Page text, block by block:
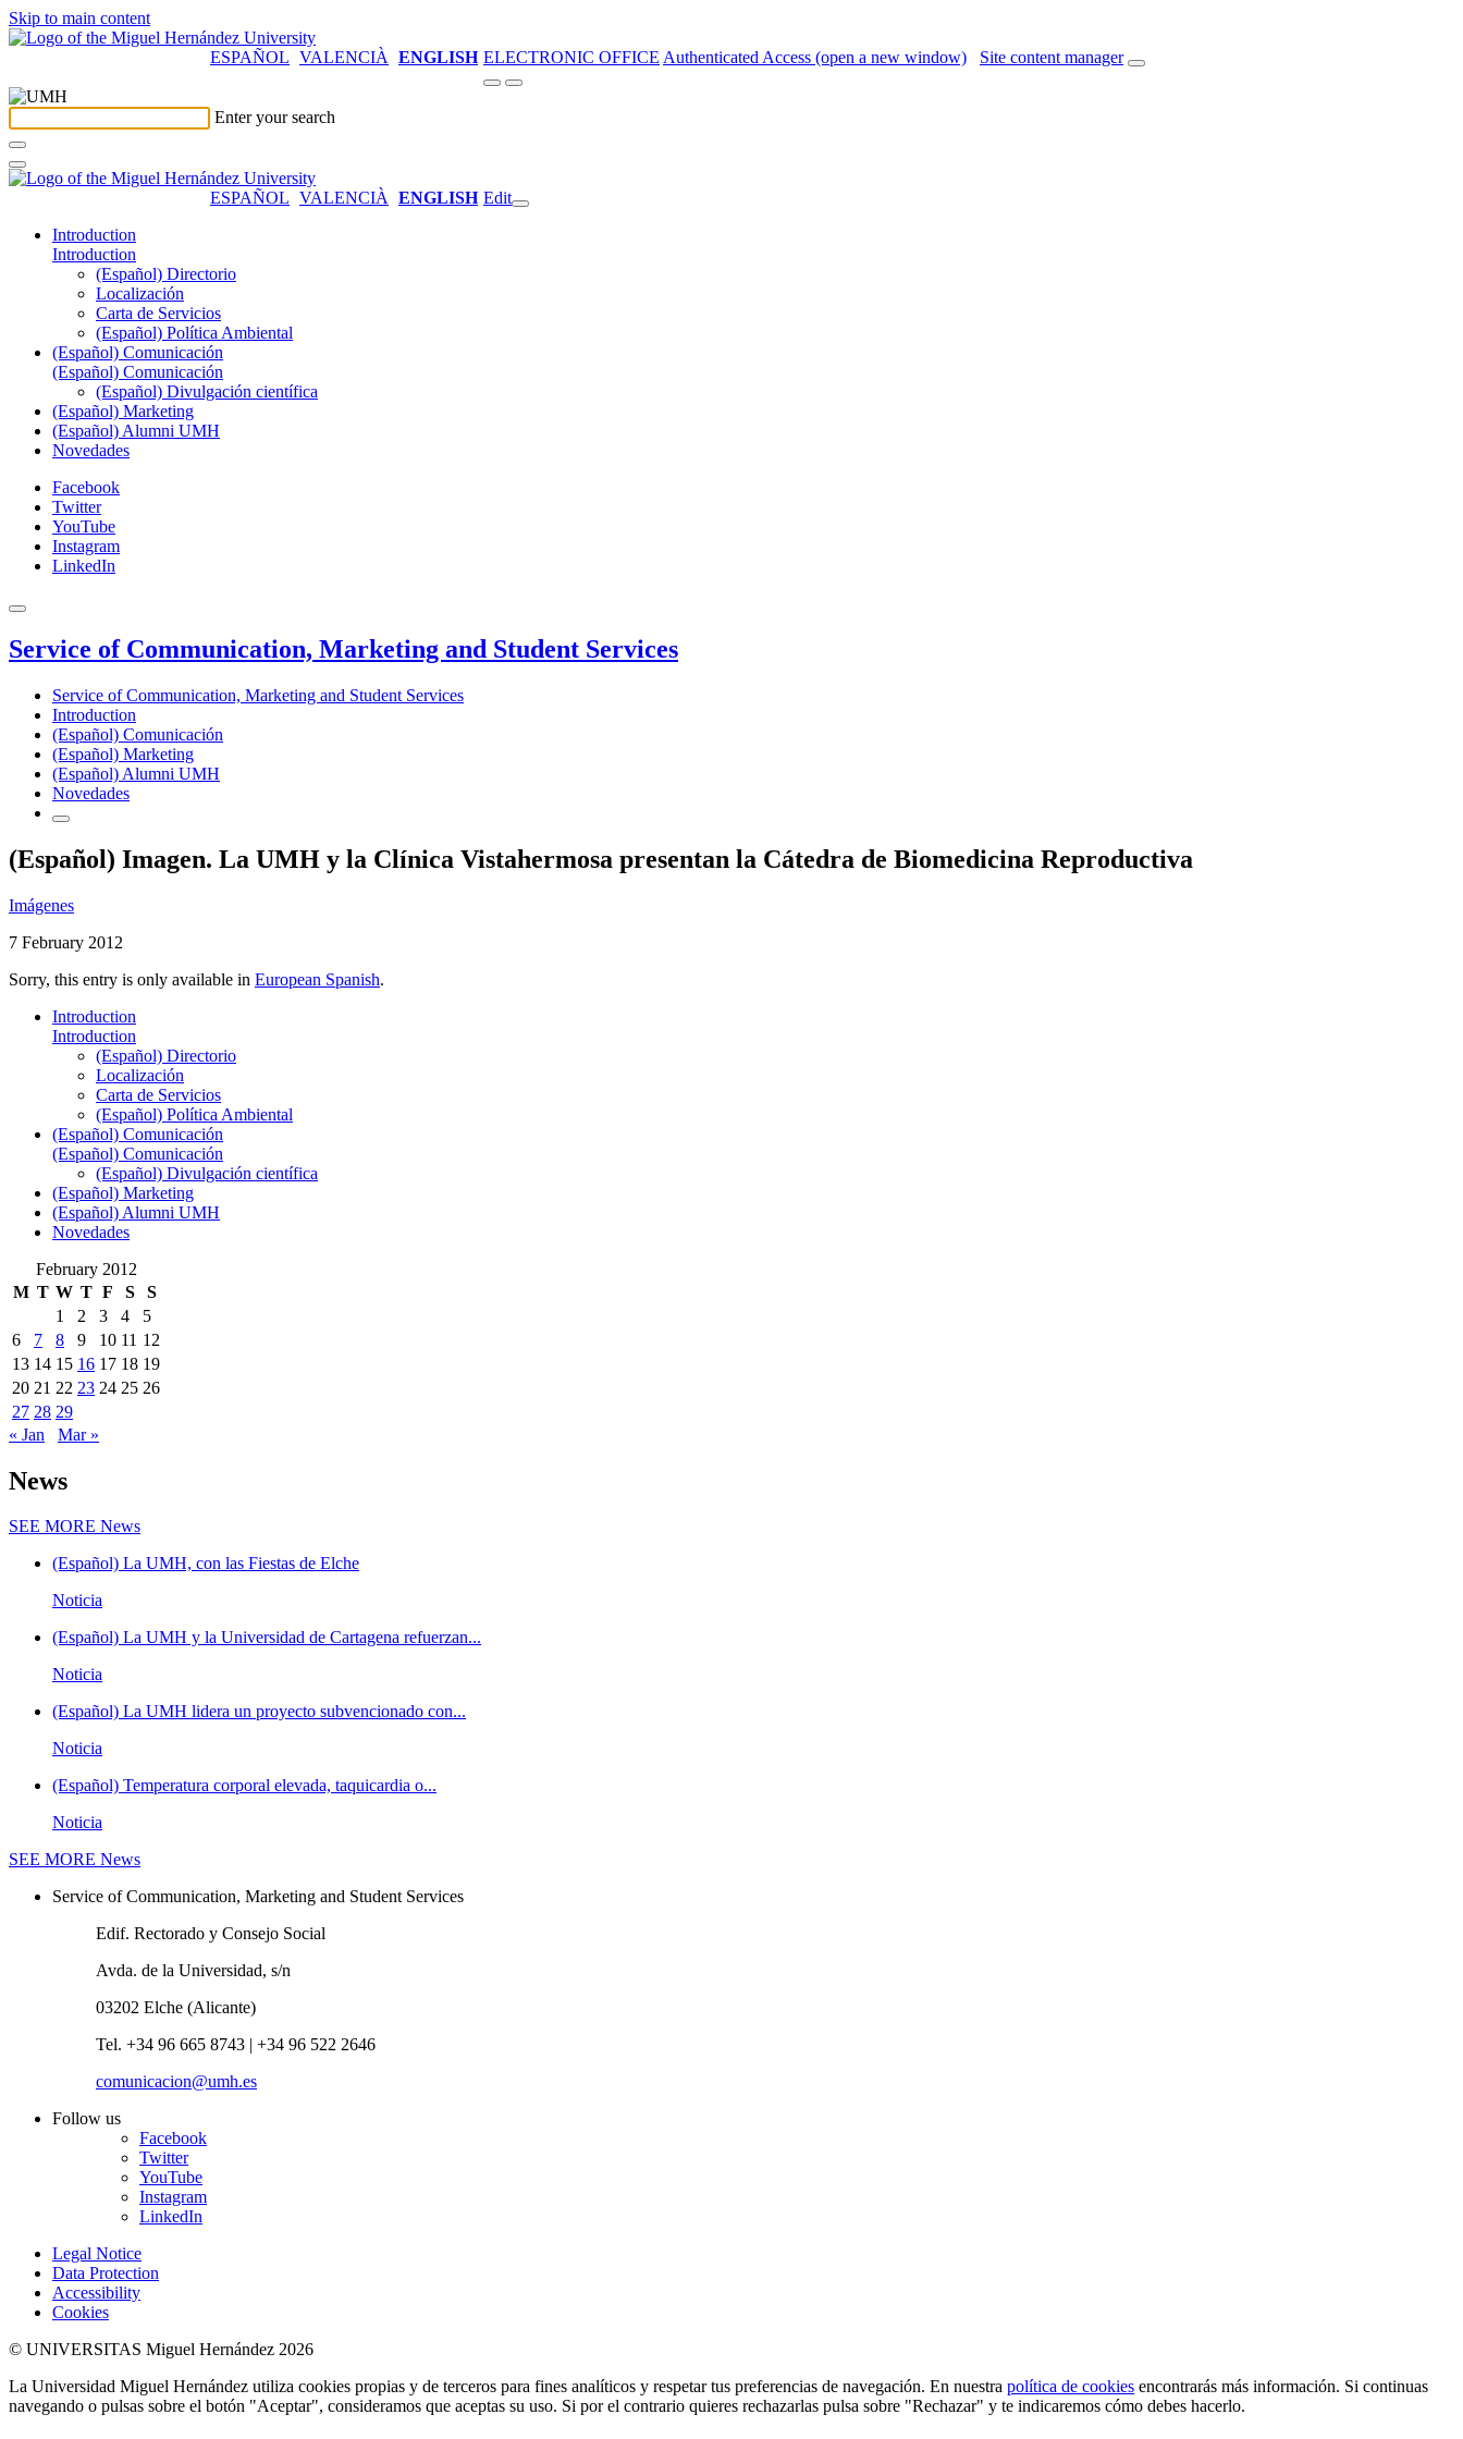
Skip to main content
ESPAÑOL VALENCIÀ ENGLISH ELECTRONIC OFFICE Authenticated Access (open a new window) Site content manager
Enter your search
ESPAÑOL VALENCIÀ ENGLISH Edit
Introduction
Introduction
(Español) Directorio
Localización
Carta de Servicios
(Español) Política Ambiental
(Español) Comunicación
(Español) Comunicación
(Español) Divulgación científica
(Español) Marketing
(Español) Alumni UMH
Novedades
Facebook
Twitter
YouTube
Instagram
LinkedIn
Service of Communication, Marketing and Student Services
Service of Communication, Marketing and Student Services
Introduction
(Español) Comunicación
(Español) Marketing
(Español) Alumni UMH
Novedades
(Español) Imagen. La UMH y la Clínica Vistahermosa presentan la Cátedra de Biomedicina Reproductiva
Imágenes
7 February 2012
Sorry, this entry is only available in European Spanish.
Introduction
Introduction
(Español) Directorio
Localización
Carta de Servicios
(Español) Política Ambiental
(Español) Comunicación
(Español) Comunicación
(Español) Divulgación científica
(Español) Marketing
(Español) Alumni UMH
Novedades
February 2012
M T W T F S
S
1
2 3 4
5
6
7 8 9 10 11 12
13 14 15 16 17 18 19
20 21 22 23 24 25 26
27 28 29
« Jan
Mar »
News
SEE MORE News
(Español) La UMH, con las Fiestas de Elche
Noticia
(Español) La UMH y la Universidad de Cartagena refuerzan...
Noticia
(Español) La UMH lidera un proyecto subvencionado con...
Noticia
(Español) Temperatura corporal elevada, taquicardia o...
Noticia
SEE MORE News
Service of Communication, Marketing and Student Services
Edif. Rectorado y Consejo Social
Avda. de la Universidad, s/n
03202 Elche (Alicante)
Tel. +34 96 665 8743 | +34 96 522 2646
comunicacion@umh.es
Follow us
Facebook
Twitter
YouTube
Instagram
LinkedIn
Legal Notice
Data Protection
Accessibility
Cookies
© UNIVERSITAS Miguel Hernández 2026
La Universidad Miguel Hernández utiliza cookies propias y de terceros para fines analíticos y respetar tus preferencias de navegación. En nuestra política de cookies encontrarás más información. Si continuas
navegando o pulsas sobre el botón "Aceptar", consideramos que aceptas su uso. Si por el contrario quieres rechazarlas pulsa sobre "Rechazar" y te indicaremos cómo debes hacerlo.